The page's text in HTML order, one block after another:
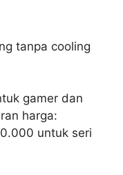
tanpa cooling
gamer dan
harga:
untuk seri